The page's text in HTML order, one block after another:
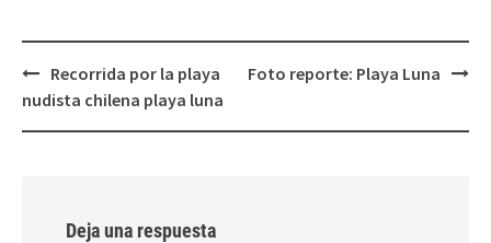
Post
navigation
Recorrida por la playa
nudista chilena playa luna
Foto reporte: Playa Luna
Deja una respuesta